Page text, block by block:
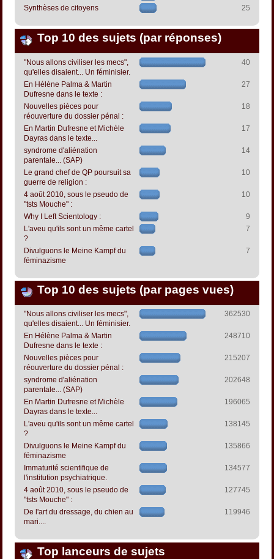
Synthèses de citoyens
25
Top 10 des sujets (par réponses)
"Nous allons civiliser les mecs",
qu'elles disaient... Un féminisier.
40
En Hélène Palma & Martin
Dufresne dans le texte :
27
Nouvelles pièces pour
réouverture du dossier pénal :
18
En Martin Dufresne et Michèle
Dayras dans le texte...
17
syndrome d'aliénation
parentale... (SAP)
14
Le grand chef de QP poursuit sa
guerre de religion :
10
4 août 2010, sous le pseudo de
"tsts Mouche" :
10
Why I Left Scientology :
9
L'aveu qu'ils sont un même cartel
?
7
Divulguons le Meine Kampf du
féminazisme
7
Top 10 des sujets (par pages vues)
"Nous allons civiliser les mecs",
qu'elles disaient... Un féminisier.
362530
En Hélène Palma & Martin
Dufresne dans le texte :
248710
Nouvelles pièces pour
réouverture du dossier pénal :
215207
syndrome d'aliénation
parentale... (SAP)
202648
En Martin Dufresne et Michèle
Dayras dans le texte...
196065
L'aveu qu'ils sont un même cartel
?
138145
Divulguons le Meine Kampf du
féminazisme
135866
Immaturité scientifique de
l'institution psychiatrique.
134577
4 août 2010, sous le pseudo de
"tsts Mouche" :
127745
De l'art du dressage, du chien au
mari....
119946
Top lanceurs de sujets